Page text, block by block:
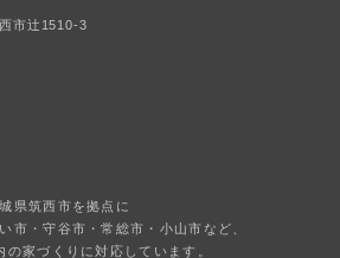
市辻1510-3
県筑西市を拠点に
市・守谷市・常総市・小山市など、
家づくりに対応しています。